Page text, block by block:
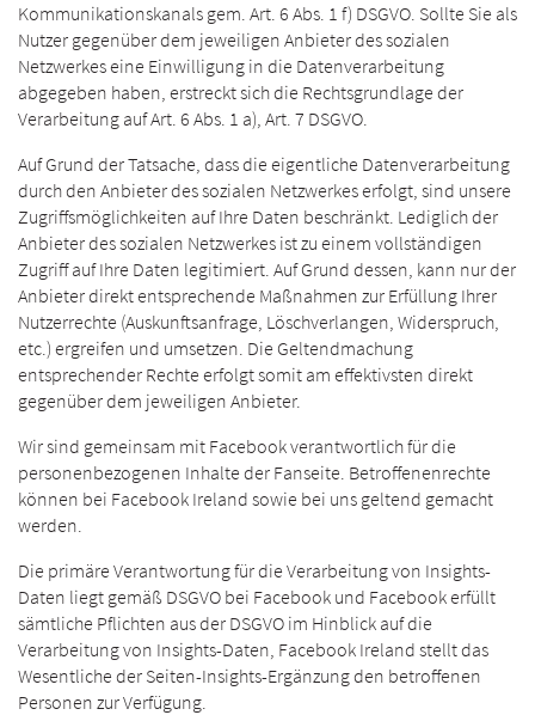
Kommunikationskanals gem. Art. 6 Abs. 1 f) DSGVO. Sollte Sie als
Nutzer gegenüber dem jeweiligen Anbieter des sozialen
Netzwerkes eine Einwilligung in die Datenverarbeitung
abgegeben haben, erstreckt sich die Rechtsgrundlage der
Verarbeitung auf Art. 6 Abs. 1 a), Art. 7 DSGVO.
Auf Grund der Tatsache, dass die eigentliche Datenverarbeitung
durch den Anbieter des sozialen Netzwerkes erfolgt, sind unsere
Zugriffsmöglichkeiten auf Ihre Daten beschränkt. Lediglich der
Anbieter des sozialen Netzwerkes ist zu einem vollständigen
Zugriff auf Ihre Daten legitimiert. Auf Grund dessen, kann nur der
Anbieter direkt entsprechende Maßnahmen zur Erfüllung Ihrer
Nutzerrechte (Auskunftsanfrage, Löschverlangen, Widerspruch,
etc.) ergreifen und umsetzen. Die Geltendmachung
entsprechender Rechte erfolgt somit am effektivsten direkt
gegenüber dem jeweiligen Anbieter.
Wir sind gemeinsam mit Facebook verantwortlich für die
personenbezogenen Inhalte der Fanseite. Betroffenenrechte
können bei Facebook Ireland sowie bei uns geltend gemacht
werden.
Die primäre Verantwortung für die Verarbeitung von Insights-
Daten liegt gemäß DSGVO bei Facebook und Facebook erfüllt
sämtliche Pflichten aus der DSGVO im Hinblick auf die
Verarbeitung von Insights-Daten, Facebook Ireland stellt das
Wesentliche der Seiten-Insights-Ergänzung den betroffenen
Personen zur Verfügung.